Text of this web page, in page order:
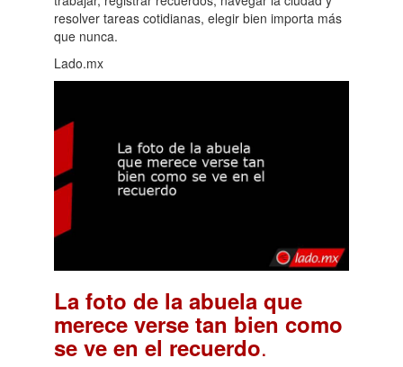
resolver tareas cotidianas, elegir bien importa más
que nunca.
Lado.mx
La foto de la abuela que
merece verse tan bien como
se ve en el recuerdo.